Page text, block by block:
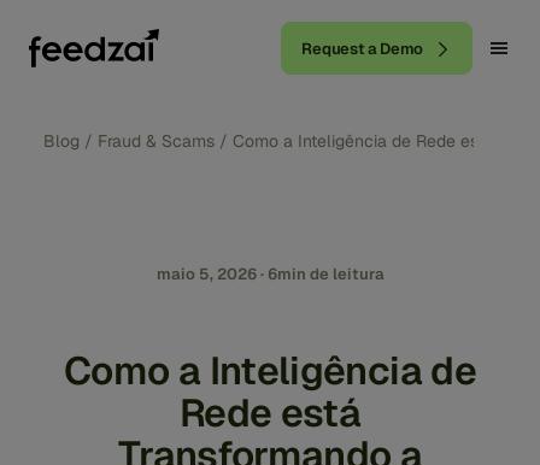
Request a Demo
Blog / Fraud & Scams / Como a Inteligência de Rede está
maio 5, 2026 · 6min de leitura
Como a Inteligência de
Rede está
Transformando a